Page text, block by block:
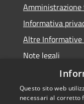
Informativa
Altre Informative
Note legali
Dichiarazione di
Questo sito web
necessari al corretto